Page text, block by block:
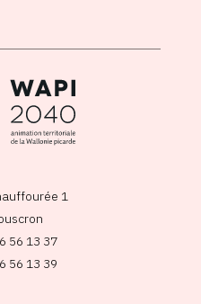
1
56 13 37
56 13 39